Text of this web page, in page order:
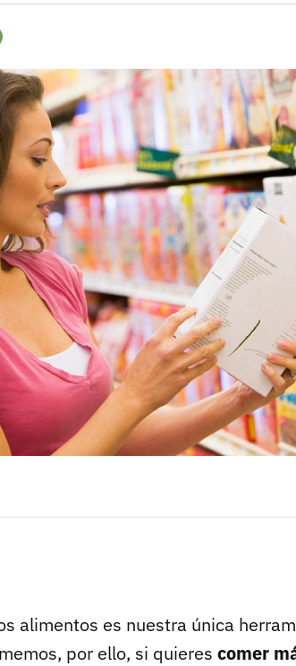
alimentos es nuestra única
por ello, si quieres comer